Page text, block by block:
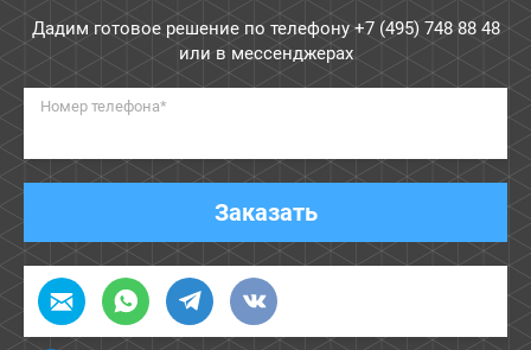
Дадим готовое решение по телефону +7 (495) 748 88 48
или в мессенджерах
Номер телефона*
Заказать